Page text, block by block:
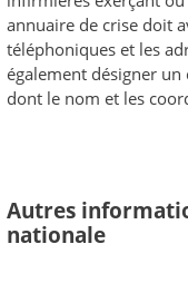
annuaire de crise doit
téléphoniques et les
également désigner
dont le nom et les
Autres
nationale